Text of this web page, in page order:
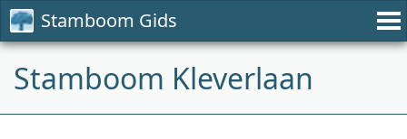
Stamboom Gids
Stamboom Kleverlaan